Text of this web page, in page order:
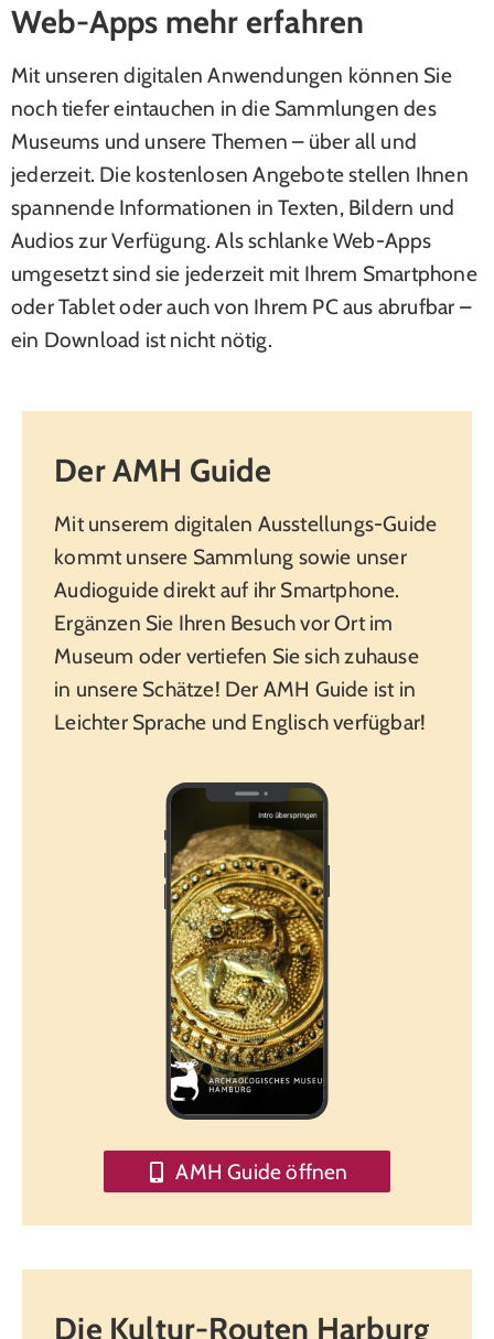
Web-Apps mehr erfahren
Mit unseren digitalen Anwendungen können Sie
noch tiefer eintauchen in die Sammlungen des
Museums und unsere Themen – über all und
jederzeit. Die kostenlosen Angebote stellen Ihnen
spannende Informationen in Texten, Bildern und
Audios zur Verfügung. Als schlanke Web-Apps
umgesetzt sind sie jederzeit mit Ihrem Smartphone
oder Tablet oder auch von Ihrem PC aus abrufbar –
ein Download ist nicht nötig.
Der AMH Guide
Mit unserem digitalen Ausstellungs-Guide
kommt unsere Sammlung sowie unser
Audioguide direkt auf ihr Smartphone.
Ergänzen Sie Ihren Besuch vor Ort im
Museum oder vertiefen Sie sich zuhause
in unsere Schätze! Der AMH Guide ist in
Leichter Sprache und Englisch verfügbar!
AMH Guide öffnen
Die Kultur-Routen Harburg